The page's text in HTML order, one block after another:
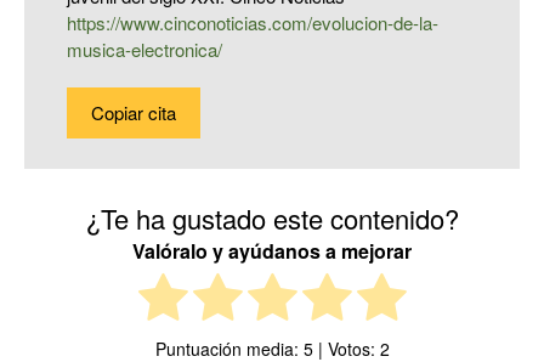
https://www.cinconoticias.com/evolucion-de-la-
musica-electronica/
Copiar cita
¿Te ha gustado este contenido?
Valóralo y ayúdanos a mejorar
Puntuación media: 5| Votos: 2